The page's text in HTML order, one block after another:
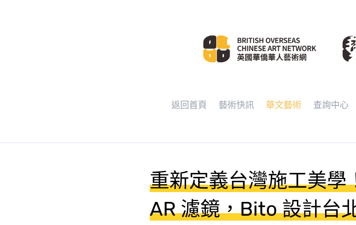
返回首頁 藝術快訊 華文藝術 查詢中心
重新定義台灣施工美學
AR 濾鏡，Bito 設計台